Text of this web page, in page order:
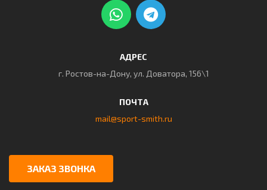
АДРЕС
г. Ростов-на-Дону, ул. Доватора, 156\1
ПОЧТА
mail@sport-smith.ru
ЗАКАЗ ЗВОНКА